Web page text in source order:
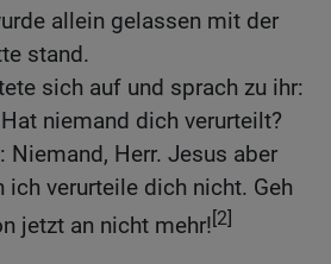
allein gelassen mit der
stand.
sich auf und sprach zu ihr:
niemand dich verurteilt?
Niemand, Herr. Jesus aber
ich verurteile dich nicht. Geh
jetzt an nicht mehr![2]